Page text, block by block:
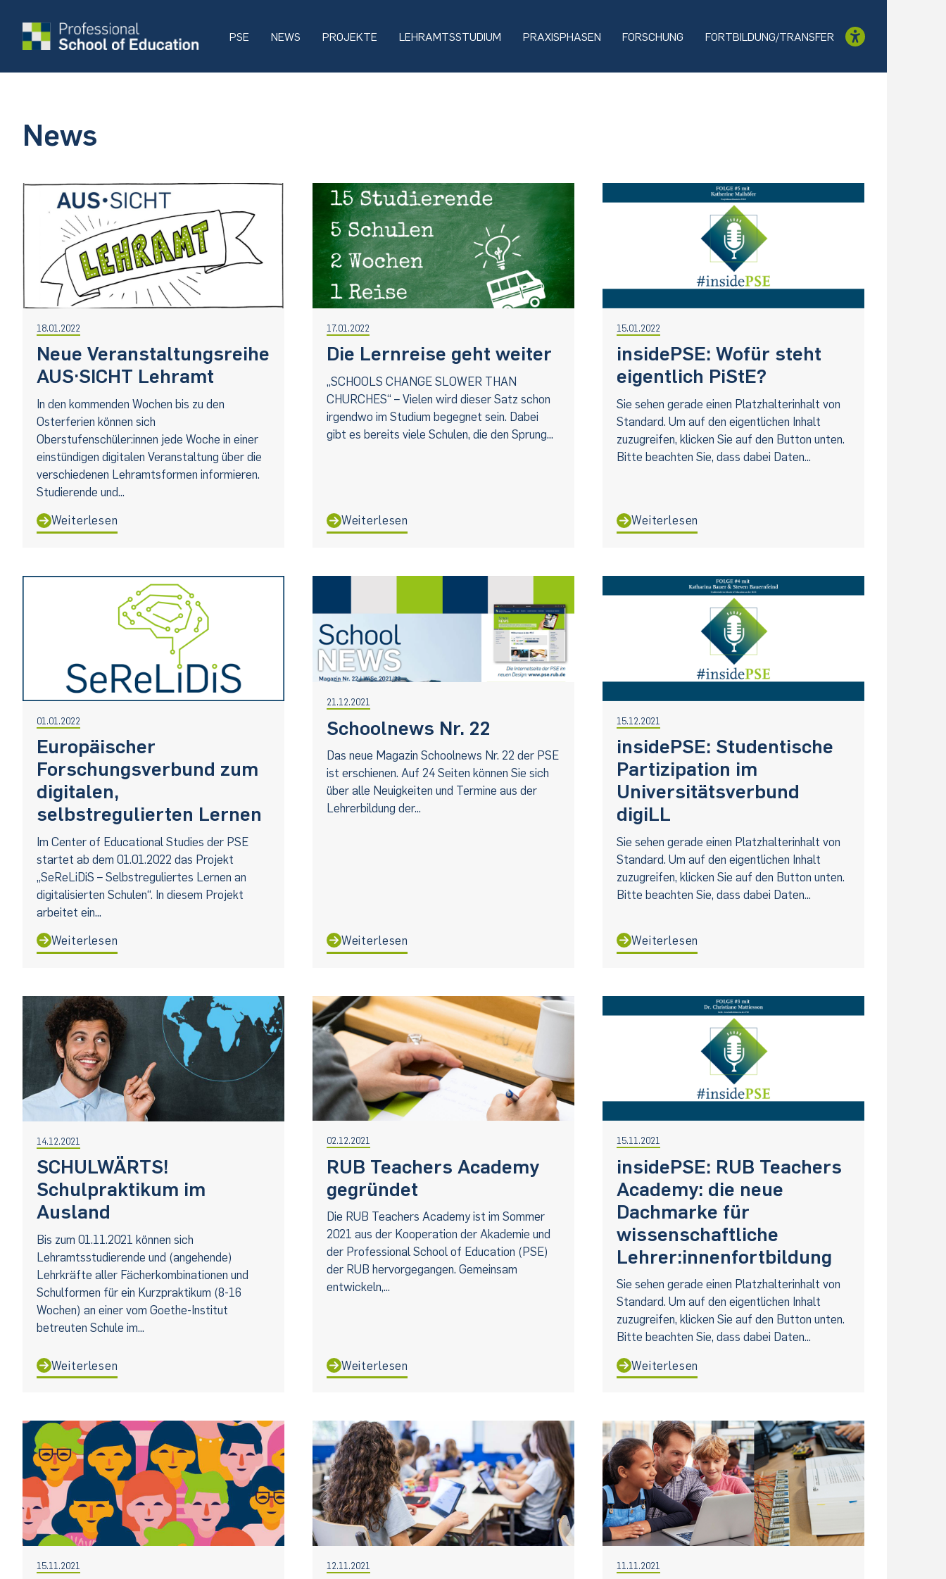
PSE NEWS PROJEKTE LEHRAMTSSTUDIUM PRAXISPHASEN FORSCHUNG FORTBILDUNG/TRANSFER
News
18.01.2022
Neue Veranstaltungsreihe
AUS·SICHT Lehramt
In den kommenden Wochen bis zu den
Osterferien können sich
Oberstufenschüler:innen jede Woche in einer
einstündigen digitalen Veranstaltung über die
verschiedenen Lehramtsformen informieren.
Studierende und...
Weiterlesen
17.01.2022
Die Lernreise geht weiter
„SCHOOLS CHANGE SLOWER THAN
CHURCHES“ – Vielen wird dieser Satz schon
irgendwo im Studium begegnet sein. Dabei
gibt es bereits viele Schulen, die den Sprung...
Weiterlesen
15.01.2022
insidePSE: Wofür steht
eigentlich PiStE?
Sie sehen gerade einen Platzhalterinhalt von
Standard. Um auf den eigentlichen Inhalt
zuzugreifen, klicken Sie auf den Button unten.
Bitte beachten Sie, dass dabei Daten...
Weiterlesen
01.01.2022
Europäischer
Forschungsverbund zum
digitalen,
selbstregulierten Lernen
Im Center of Educational Studies der PSE
startet ab dem 01.01.2022 das Projekt
„SeReLiDiS – Selbstreguliertes Lernen an
digitalisierten Schulen“. In diesem Projekt
arbeitet ein...
Weiterlesen
21.12.2021
Schoolnews Nr. 22
Das neue Magazin Schoolnews Nr. 22 der PSE
ist erschienen. Auf 24 Seiten können Sie sich
über alle Neuigkeiten und Termine aus der
Lehrerbildung der...
Weiterlesen
15.12.2021
insidePSE: Studentische
Partizipation im
Universitätsverbund
digiLL
Sie sehen gerade einen Platzhalterinhalt von
Standard. Um auf den eigentlichen Inhalt
zuzugreifen, klicken Sie auf den Button unten.
Bitte beachten Sie, dass dabei Daten...
Weiterlesen
14.12.2021
SCHULWÄRTS!
Schulpraktikum im
Ausland
Bis zum 01.11.2021 können sich
Lehramtsstudierende und (angehende)
Lehrkräfte aller Fächerkombinationen und
Schulformen für ein Kurzpraktikum (8-16
Wochen) an einer vom Goethe-Institut
betreuten Schule im...
Weiterlesen
02.12.2021
RUB Teachers Academy
gegründet
Die RUB Teachers Academy ist im Sommer
2021 aus der Kooperation der Akademie und
der Professional School of Education (PSE)
der RUB hervorgegangen. Gemeinsam
entwickeln,...
Weiterlesen
15.11.2021
insidePSE: RUB Teachers
Academy: die neue
Dachmarke für
wissenschaftliche
Lehrer:innenfortbildung
Sie sehen gerade einen Platzhalterinhalt von
Standard. Um auf den eigentlichen Inhalt
zuzugreifen, klicken Sie auf den Button unten.
Bitte beachten Sie, dass dabei Daten...
Weiterlesen
15.11.2021 12.11.2021 11.11.2021